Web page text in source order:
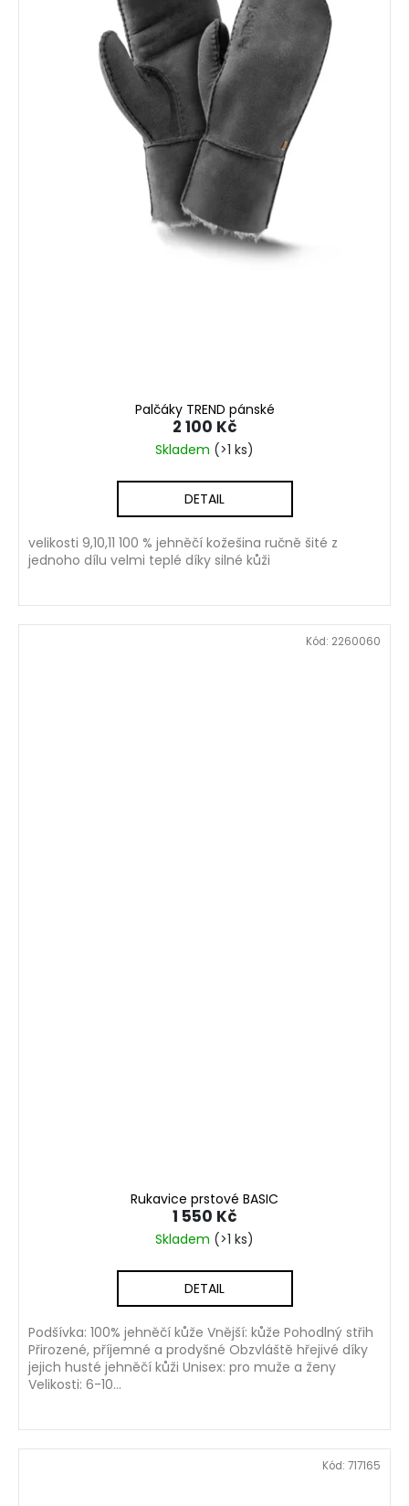
Palčáky TREND pánské
Skladem (>1 ks)
2 100 Kč
DETAIL
velikosti 9,10,11 100 % jehněčí kožešina ručně šité z
jednoho dílu velmi teplé díky silné kůži
Rukavice prstové BASIC
Skladem (>1 ks)
1 550 Kč
DETAIL
Podšívka: 100% jehněčí kůže Vnější: kůže Pohodlný střih
Přirozené, příjemné a prodyšné Obzvláště hřejivé díky
jejich husté jehněčí kůži Unisex: pro muže a ženy
Velikosti: 6-10...
Kód: 2260060
Kód: 717165